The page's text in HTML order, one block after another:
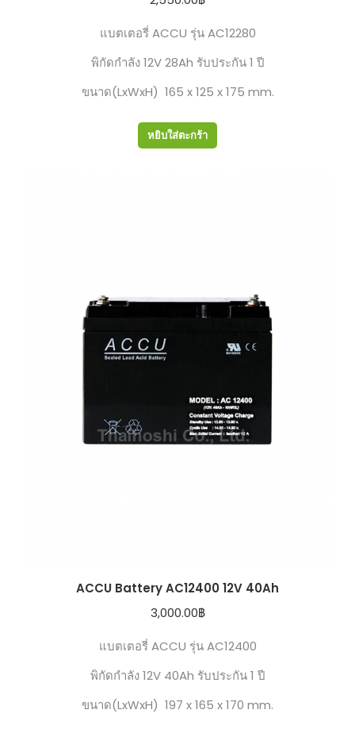
แบตเตอรี่ ACCU รุ่น AC12280
พิกัดกำลัง 12V 28Ah รับประกัน 1 ปี
ขนาด(LxWxH) 165 x 125 x 175 mm.
หยิบใส่ตะกร้า
ACCU Battery AC12400 12V 40Ah
3,000.00฿
แบตเตอรี่ ACCU รุ่น AC12400
พิกัดกำลัง 12V 40Ah รับประกัน 1 ปี
ขนาด(LxWxH) 197 x 165 x 170 mm.